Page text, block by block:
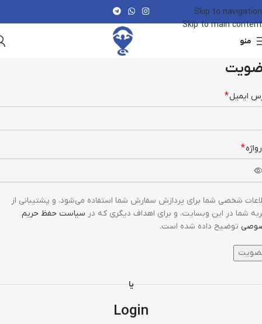
Skip to navigation
Skip to main content
منو
ایمیل*
*
شخصی شما برای پردازش سفارش شما استفاده می‌شود، و پشتیبانی از
شما در این وبسایت، و برای اهداف دیگری که در سیاست حفظ حریم
توضیح داده شده است.
یا
Login